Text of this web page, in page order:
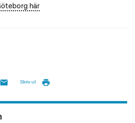
här
Skriv ut